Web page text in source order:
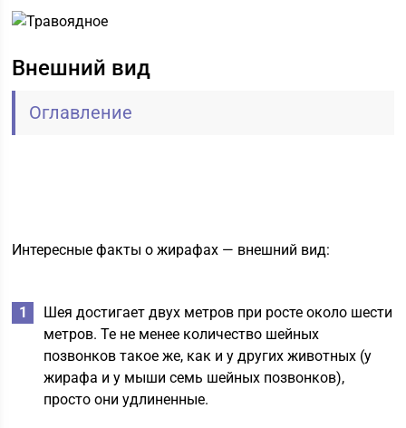
Внешний вид
Оглавление
Интересные факты о жирафах — внешний вид:
Шея достигает двух метров при росте около шести
метров. Те не менее количество шейных
позвонков такое же, как и у других животных (у
жирафа и у мыши семь шейных позвонков),
просто они удлиненные.